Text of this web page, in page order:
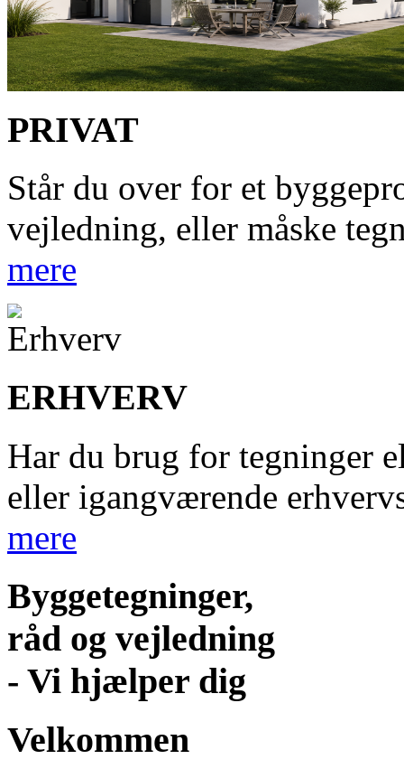
PRIVAT
Står du over for et
vejledning, eller måske
mere
ERHVERV
Har du brug for tegninger
eller igangværende
mere
Byggetegninger,
råd og vejledning
- Vi hjælper dig
Velkommen